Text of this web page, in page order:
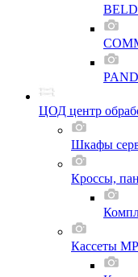
ЦОД центр
Шкафы
Кроссы,
Кассеты